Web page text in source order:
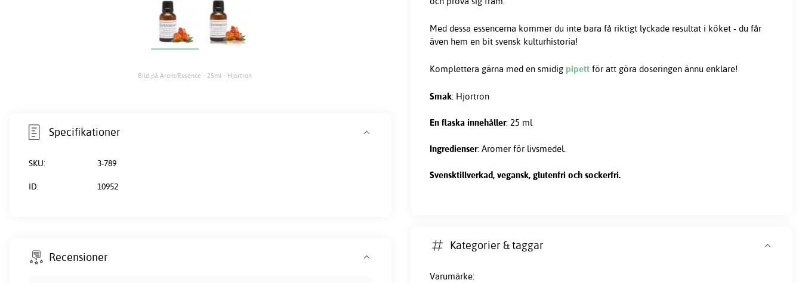
Bild på Arom/Essence - 25ml - Hjortron
Med dessa essencerna kommer du inte bara få riktigt lyckade resultat i köket - du får
även hem en bit svensk kulturhistoria!
Komplettera gärna med en smidig pipett för att göra doseringen ännu enklare!
Smak: Hjortron
En flaska innehåller: 25 ml
Ingredienser: Aromer för livsmedel.
Svensktillverkad, vegansk, glutenfri och sockerfri.
Specifikationer
SKU: 3-789
ID: 10952
Kategorier & taggar
Varumärke:
Recensioner